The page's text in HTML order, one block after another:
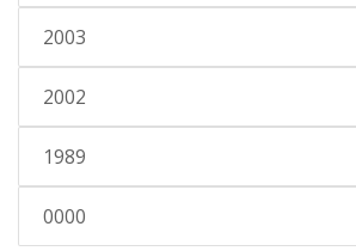
2003
2002
1989
0000